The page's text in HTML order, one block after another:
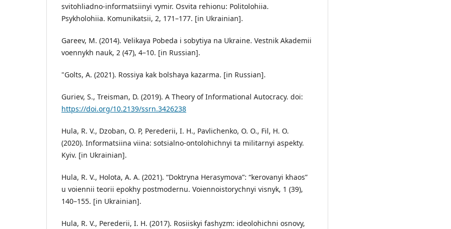
svitohliadno-informatsiinyi vymir. Osvita rehionu: Politolohiia.
Psykholohiia. Komunikatsii, 2, 171–177. [in Ukrainian].
Gareev, M. (2014). Velikaya Pobeda i sobytiya na Ukraine. Vestnik Akademii
voennykh nauk, 2 (47), 4–10. [in Russian].
"Golts, A. (2021). Rossiya kak bolshaya kazarma. [in Russian].
Guriev, S., Treisman, D. (2019). A Theory of Informational Autocracy. doi:
https://doi.org/10.2139/ssrn.3426238
Hula, R. V., Dzoban, O. P, Perederii, I. H., Pavlichenko, O. O., Fil, H. O.
(2020). Informatsiina viina: sotsialno-ontolohichnyi ta militarnyi aspekty.
Kyiv. [in Ukrainian].
Hula, R. V., Holota, A. A. (2021). “Doktryna Herasymova”: “kerovanyi khaos”
u voiennii teorii epokhy postmodernu. Voiennoistorychnyi visnyk, 1 (39),
140–155. [in Ukrainian].
Hula, R. V., Perederii, I. H. (2017). Rosiiskyi fashyzm: ideolohichni osnovy,